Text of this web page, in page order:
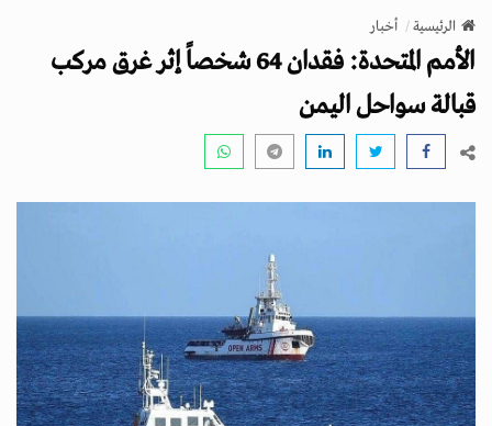
v
g
a
n
الرئيسية أخبار
الأمم المتحدة: فقدان 64 شخصاً إثر غرق مركب
قبالة سواحل اليمن